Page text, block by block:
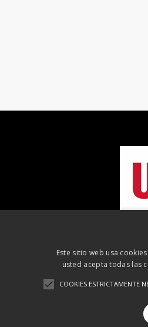
©
Este sitio web usa
usted acepta todas las
COOKIES ESTRICTAMENTE